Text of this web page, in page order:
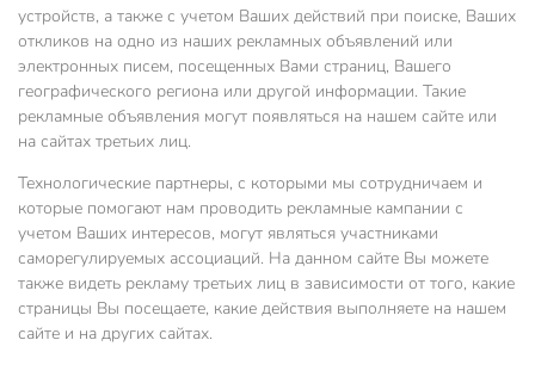
устройств, а также с учетом Ваших действий при поиске, Ваших
откликов на одно из наших рекламных объявлений или
электронных писем, посещенных Вами страниц, Вашего
географического региона или другой информации. Такие
рекламные объявления могут появляться на нашем сайте или
на сайтах третьих лиц.
Технологические партнеры, с которыми мы сотрудничаем и
которые помогают нам проводить рекламные кампании с
учетом Ваших интересов, могут являться участниками
саморегулируемых ассоциаций. На данном сайте Вы можете
также видеть рекламу третьих лиц в зависимости от того, какие
страницы Вы посещаете, какие действия выполняете на нашем
сайте и на других сайтах.